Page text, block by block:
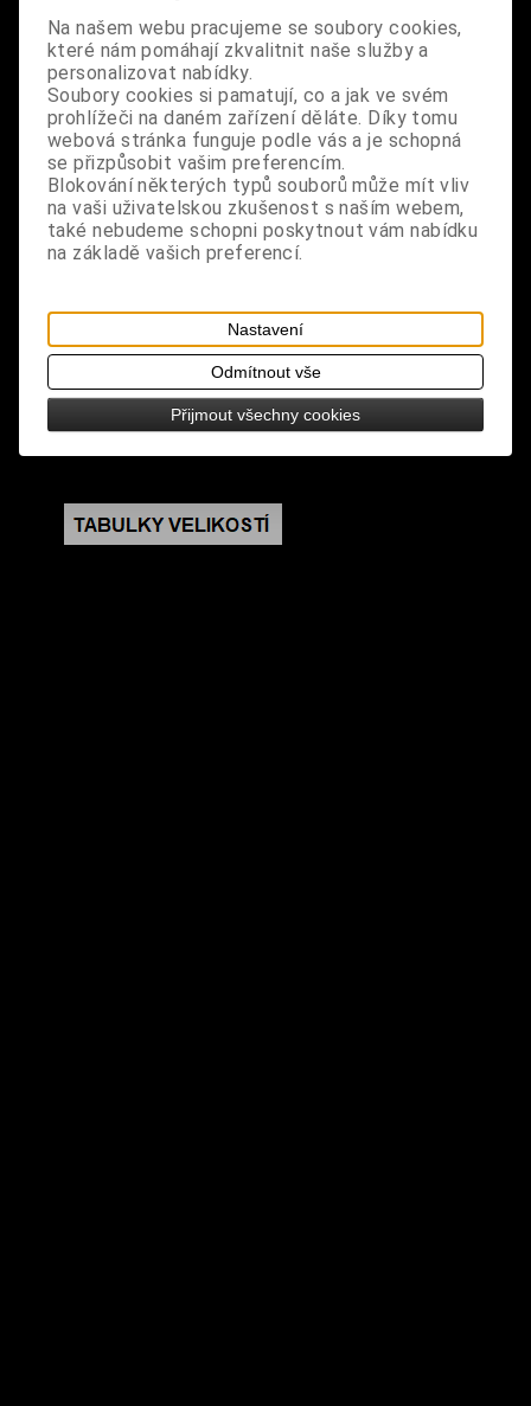
Dodání dny:skladem
ks
Koupit
Tabulky velikostí: zde
Výrobce:import DE
Katalogové číslo:
DOMBPODBPUS3021
Záruka (měsíců):24
Dotaz na výrobek
design: černé podkolenky se zeleným motivem
kostlivcových nohou
velikost: universální 35-42
Na našem webu pracujeme se soubory cookies,
které nám pomáhají zkvalitnit naše služby a
personalizovat nabídky.
Soubory cookies si pamatují, co a jak ve svém
prohlížeči na daném zařízení děláte. Díky tomu
webová stránka funguje podle vás a je schopná
se přizpůsobit vašim preferencím.
Blokování některých typů souborů může mít vliv
na vaši uživatelskou zkušenost s naším webem,
také nebudeme schopni poskytnout vám nabídku
na základě vašich preferencí.
Nastavení
Odmítnout vše
Přijmout všechny cookies